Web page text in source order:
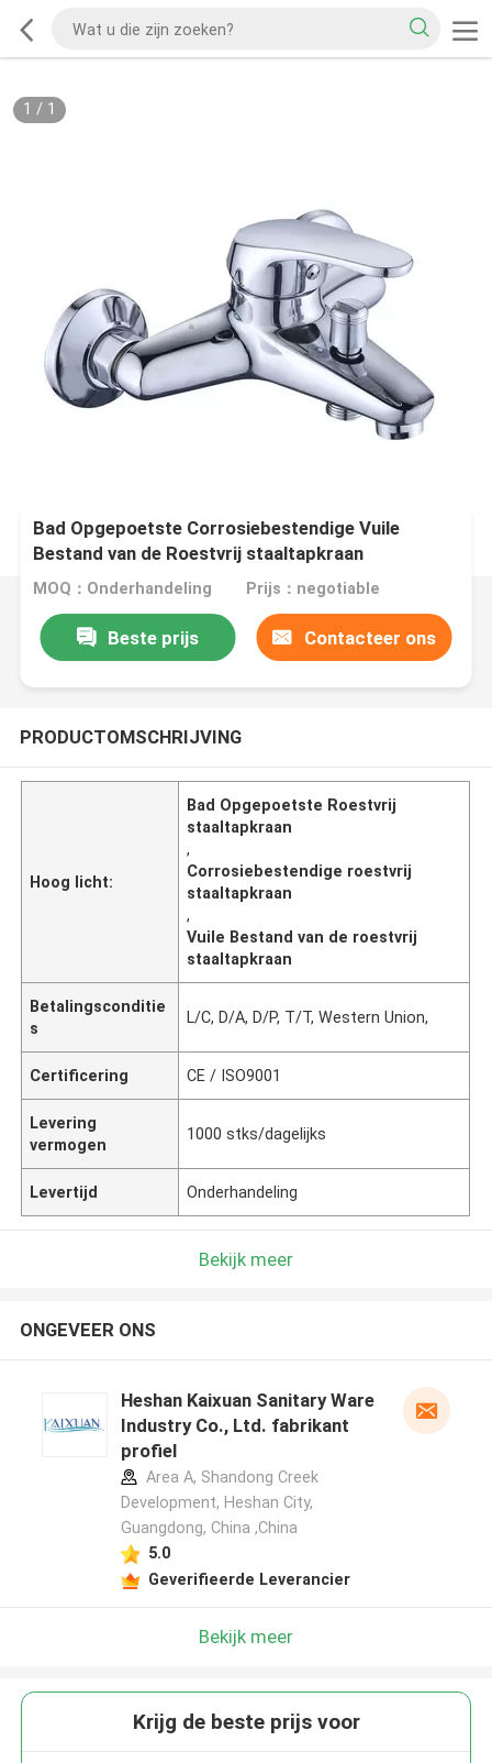
1 / 1
Bad Opgepoetste Corrosiebestendige Vuile
Bestand van de Roestvrij staaltapkraan
MOQ：Onderhandeling Prijs：negotiable
Beste prijs Contacteer ons
PRODUCTOMSCHRIJVING
Hoog licht:
Bad Opgepoetste Roestvrij
staaltapkraan
,
Corrosiebestendige roestvrij
staaltapkraan
,
Vuile Bestand van de roestvrij
staaltapkraan
Betalingsconditie
s
L/C, D/A, D/P, T/T, Western Union,
Certificering CE / ISO9001
Levering
vermogen
1000 stks/dagelijks
Levertijd Onderhandeling
Bekijk meer
ONGEVEER ONS
Heshan Kaixuan Sanitary Ware
Industry Co., Ltd. fabrikant
profiel
Area A, Shandong Creek
Development, Heshan City,
Guangdong, China ,China
5.0
Geverifieerde Leverancier
Bekijk meer
Krijg de beste prijs voor